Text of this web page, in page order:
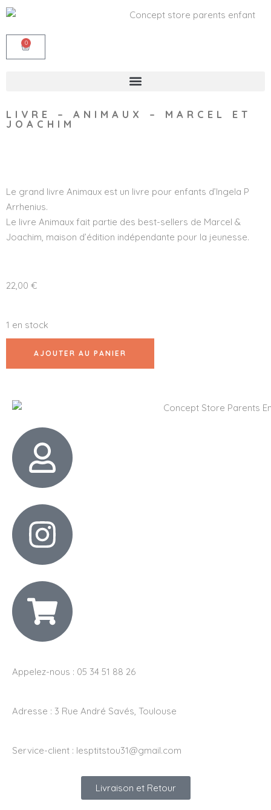
0
LIVRE – ANIMAUX – MARCEL ET
JOACHIM
Le grand livre Animaux est un livre pour enfants d’Ingela P
Arrhenius.
Le livre Animaux fait partie des best-sellers de Marcel &
Joachim, maison d’édition indépendante pour la jeunesse.
22,00 €
1 en stock
AJOUTER AU PANIER
Appelez-nous : 05 34 51 88 26
Adresse : 3 Rue André Savés, Toulouse
Service-client : lesptitstou31@gmail.com
Livraison et Retour